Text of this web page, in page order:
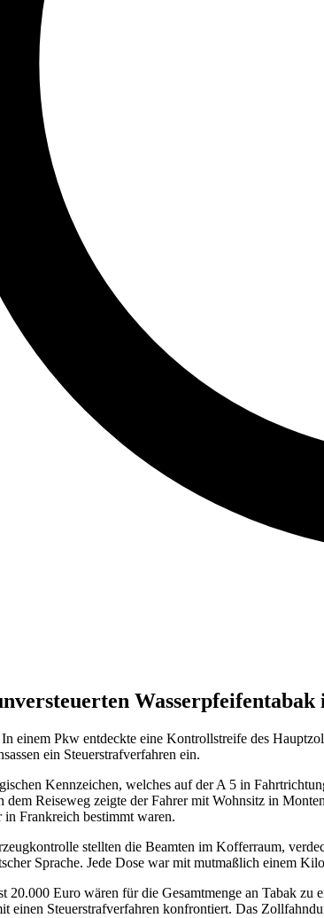
einem Pkw entdeckte eine Kontrollstreife des
ein Steuerstrafverfahren ein.
Kennzeichen, welches auf der A 5 in
dem Reiseweg zeigte der Fahrer mit Wohnsitz in
Frankreich bestimmt waren.
stellten die Beamten im Kofferraum,
Sprache. Jede Dose war mit mutmaßlich einem
20.000 Euro wären für die Gesamtmenge an Tabak zu
einen Steuerstrafverfahren konfrontiert. Das